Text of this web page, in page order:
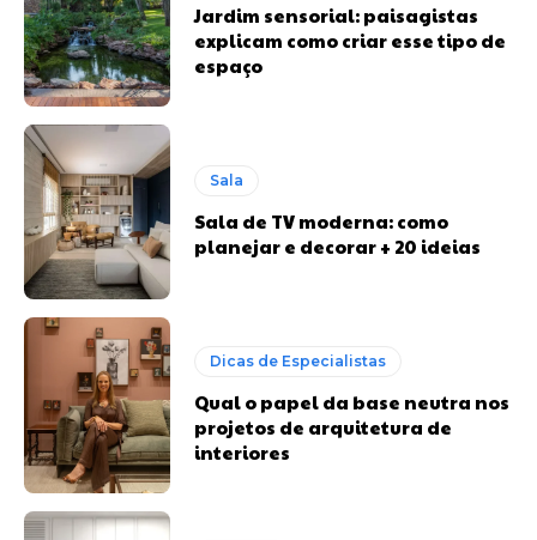
Jardim sensorial: paisagistas
explicam como criar esse tipo de
espaço
Sala
Sala de TV moderna: como
planejar e decorar + 20 ideias
Dicas de Especialistas
Qual o papel da base neutra nos
projetos de arquitetura de
interiores